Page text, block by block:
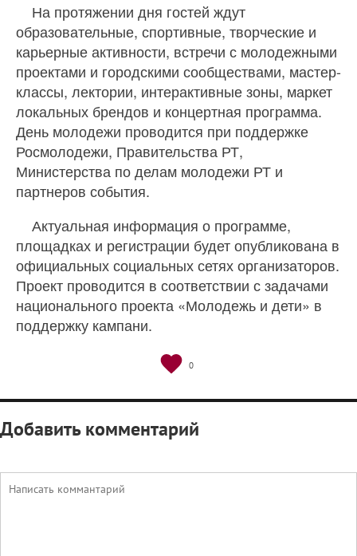
На протяжении дня гостей ждут
образовательные, спортивные, творческие и
карьерные активности, встречи с молодежными
проектами и городскими сообществами, мастер-
классы, лектории, интерактивные зоны, маркет
локальных брендов и концертная программа.
День молодежи проводится при поддержке
Росмолодежи, Правительства РТ,
Министерства по делам молодежи РТ и
партнеров события.
Актуальная информация о программе,
площадках и регистрации будет опубликована в
официальных социальных сетях организаторов.
Проект проводится в соответствии с задачами
национального проекта «Молодежь и дети» в
поддержку кампани.
0
Добавить комментарий